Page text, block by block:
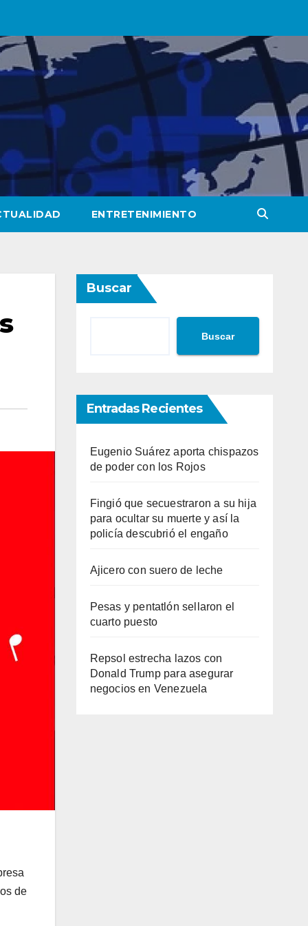
ENTRETENIMIENTO
de
Buscar
Buscar
Entradas Recientes
Eugenio Suárez aporta chispazos
de poder con los Rojos
Fingió que secuestraron a su hija
para ocultar su muerte y así la
policía descubrió el engaño
Ajicero con suero de leche
Pesas y pentatlón sellaron el
cuarto puesto
Repsol estrecha lazos con
Donald Trump para asegurar
negocios en Venezuela